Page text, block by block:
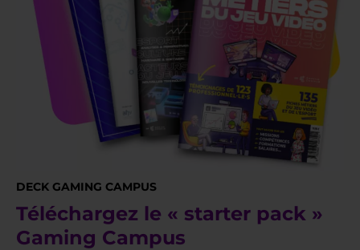
DECK GAMING CAMPUS
Téléchargez le « starter pack »
Gaming Campus